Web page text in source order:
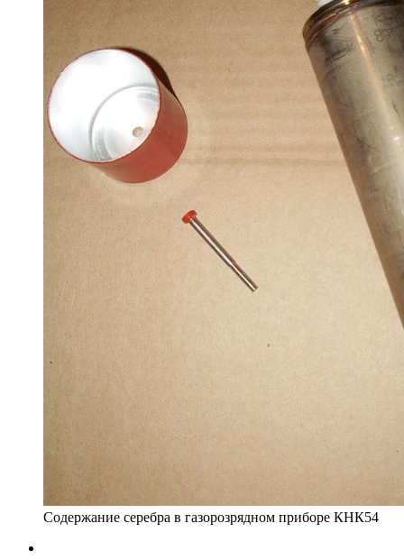
Содержание серебра в газорозрядном приборе КНК54